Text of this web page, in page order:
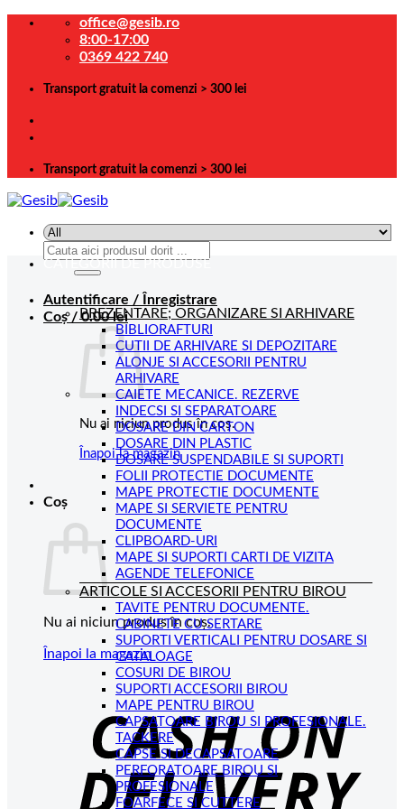
Skip
office@gesib.ro
8:00-17:00
0369 422 740
Transport gratuit la comenzi > 300 lei
Transport gratuit la comenzi > 300 lei
Caută
Autentificare / Înregistrare
Coș /0.00lei
Nu ai niciun produs în coș.
Înapoi la magazin
Coș
Nu ai niciun produs în coș.
Înapoi la magazin
CATEGORII DE PRODUSE
PREZENTARE; ORGANIZARE SI ARHIVARE
BIBLIORAFTURI
CUTII DE ARHIVARE SI DEPOZITARE
ALONJE SI ACCESORII PENTRU
ARHIVARE
CAIETE MECANICE. REZERVE
INDECSI SI SEPARATOARE
DOSARE DIN CARTON
DOSARE DIN PLASTIC
DOSARE SUSPENDABILE SI SUPORTI
FOLII PROTECTIE DOCUMENTE
MAPE PROTECTIE DOCUMENTE
MAPE SI SERVIETE PENTRU
DOCUMENTE
CLIPBOARD-URI
MAPE SI SUPORTI CARTI DE VIZITA
AGENDE TELEFONICE
ARTICOLE SI ACCESORII PENTRU BIROU
TAVITE PENTRU DOCUMENTE.
CABINETE CU SERTARE
SUPORTI VERTICALI PENTRU DOSARE SI
CATALOAGE
COSURI DE BIROU
SUPORTI ACCESORII BIROU
MAPE PENTRU BIROU
CAPSATOARE BIROU SI PROFESIONALE.
TACKERE
CAPSE SI DECAPSATOARE
PERFORATOARE BIROU SI
PROFESIONALE
FOARFECE SI CUTTERE